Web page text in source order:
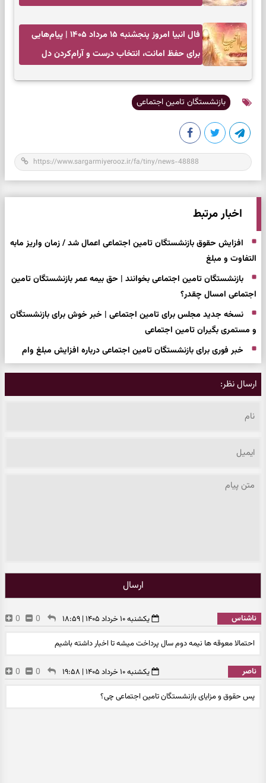
فال انبیا امروز پنجشنبه ۱۵ مرداد ۱۴۰۵ | پیام‌هایی
برای حفظ امانت، انتخاب درست و آرام‌کردن دل
بازنشستگان تامین اجتماعی
اخبار مرتبط
افزایش حقوق بازنشستگان تامین اجتماعی اعمال شد / زمان واریز مابه
التفاوت و مبلغ
بازنشستگان تامین اجتماعی بخوانند | حق بیمه عمر بازنشستگان تامین
اجتماعی امسال چقدر؟
نسخه جدید مجلس برای تامین اجتماعی | خبر خوش برای بازنشستگان
و مستمری بگیران تامین اجتماعی
خبر فوری برای بازنشستگان تامین اجتماعی درباره افزایش مبلغ وام
ارسال نظر:
ارسال
ناشناس یکشنبه ۱۰ خرداد ۱۴۰۵ | ۱۸:۵۹ 0
0
احتمالا معوقه ها نیمه دوم سال پرداخت میشه تا اخبار داشته باشیم
ناصر یکشنبه ۱۰ خرداد ۱۴۰۵ | ۱۹:۵۸ 0
0
پس حقوق و مزایای بازنشستگان تامین اجتماعی چی؟